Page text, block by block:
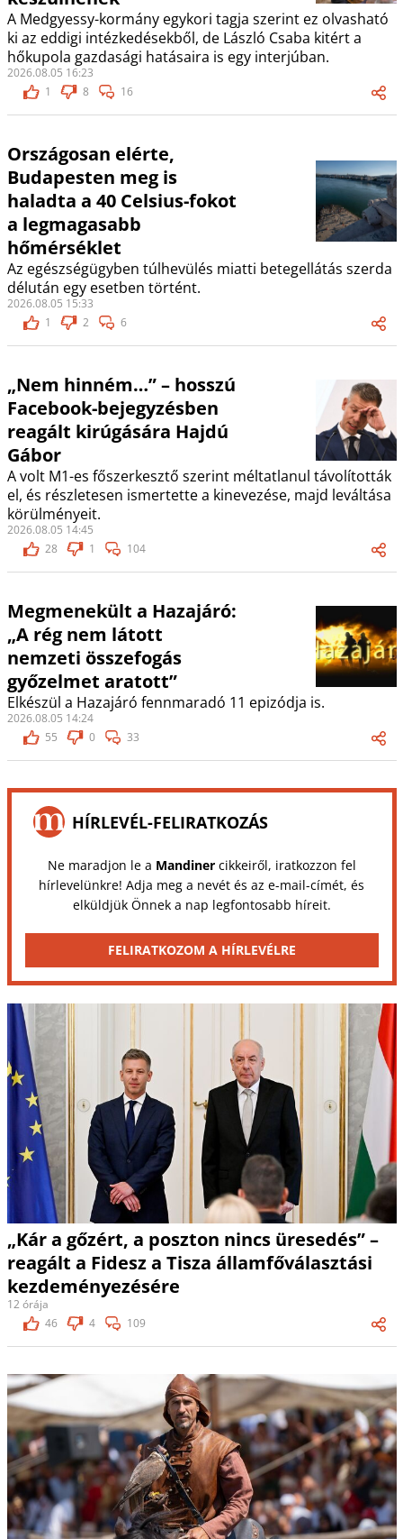
A Medgyessy-kormány egykori tagja szerint ez olvasható
ki az eddigi intézkedésekből, de László Csaba kitért a
hőkupola gazdasági hatásaira is egy interjúban.
2026.08.05 16:23
1
8 16
Országosan elérte,
Budapesten meg is
haladta a 40 Celsius-fokot
a legmagasabb
hőmérséklet
Az egészségügyben túlhevülés miatti betegellátás szerda
délután egy esetben történt.
2026.08.05 15:33
1
2 6
„Nem hinném…” – hosszú
Facebook-bejegyzésben
reagált kirúgására Hajdú
Gábor
A volt M1-es főszerkesztő szerint méltatlanul távolították
el, és részletesen ismertette a kinevezése, majd leváltása
körülményeit.
2026.08.05 14:45
28
1 104
Megmenekült a Hazajáró:
„A rég nem látott
nemzeti összefogás
győzelmet aratott”
Elkészül a Hazajáró fennmaradó 11 epizódja is.
2026.08.05 14:24
55
0 33
HÍRLEVÉL-FELIRATKOZÁS
Ne maradjon le a Mandinercikkeiről, iratkozzon fel
hírlevelünkre! Adja meg a nevét és az e-mail-címét, és
elküldjük Önnek a nap legfontosabb híreit.
FELIRATKOZOM A HÍRLEVÉLRE
„Kár a gőzért, a poszton nincs üresedés” –
reagált a Fidesz a Tisza államfőválasztási
kezdeményezésére
12 órája
46
4 109